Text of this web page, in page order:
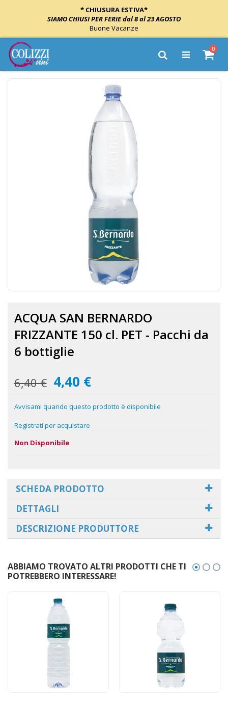
* CHIUSURA ESTIVA*
SIAMO CHIUSI PER FERIE dal 8 al 23 AGOSTO
Buone Vacanze
Salta
al
contenuto
Cart
0
Cerca
Vai
della
galleria
immagini
ACQUA SAN BERNARDO
FRIZZANTE 150 cl. PET - Pacchi da
6 bottiglie
6,40 €
Prezzo
speciale
4,40 €
Avvisami quando questo prodotto è disponibile
Registrati per acquistare
Non Disponibile
SCHEDA PRODOTTO
DETTAGLI
DESCRIZIONE PRODUTTORE
ABBIAMO TROVATO ALTRI PRODOTTI CHE TI
POTREBBERO INTERESSARE!